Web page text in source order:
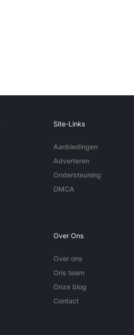
Site-Links
Aanbiedingen
Adverteren
Ondersteuning
DMCA
Over Ons
Over ons
Ons team
Onze blog
Contact